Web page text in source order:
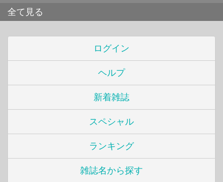
全て見る
ログイン
ヘルプ
新着雑誌
スペシャル
ランキング
雑誌名から探す